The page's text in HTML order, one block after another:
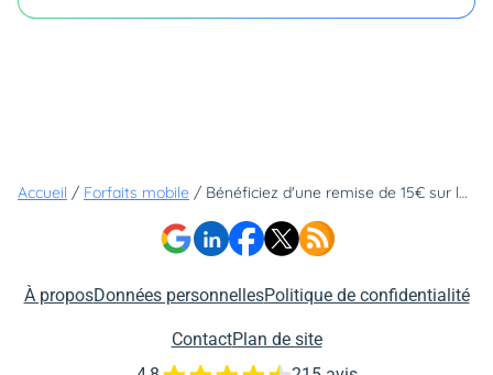
Accueil / Forfaits mobile / Bénéficiez d'une remise de 15€ sur le prix du forfait 100 Go 5G d'Orange
À proposDonnées personnellesPolitique de confidentialité
ContactPlan de site